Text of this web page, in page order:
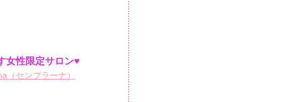
女性限定サロン♥
センプラーナ）